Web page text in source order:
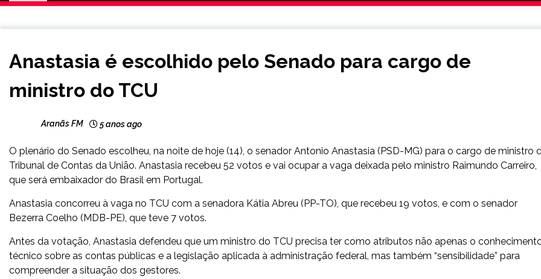
NOTÍCIAS
Anastasia é escolhido pelo Senado para cargo de
ministro do TCU
Aranãs FM 5 anos ago
O plenário do Senado escolheu, na noite de hoje (14), o senador Antonio Anastasia (PSD-MG) para o cargo de ministro
Tribunal de Contas da União. Anastasia recebeu 52 votos e vai ocupar a vaga deixada pelo ministro Raimundo Carreiro,
que será embaixador do Brasil em Portugal.
Anastasia concorreu à vaga no TCU com a senadora Kátia Abreu (PP-TO), que recebeu 19 votos, e com o senador
Bezerra Coelho (MDB-PE), que teve 7 votos.
Antes da votação, Anastasia defendeu que um ministro do TCU precisa ter como atributos não apenas o
técnico sobre as contas públicas e a legislação aplicada à administração federal, mas também “sensibilidade” para
compreender a situação dos gestores.